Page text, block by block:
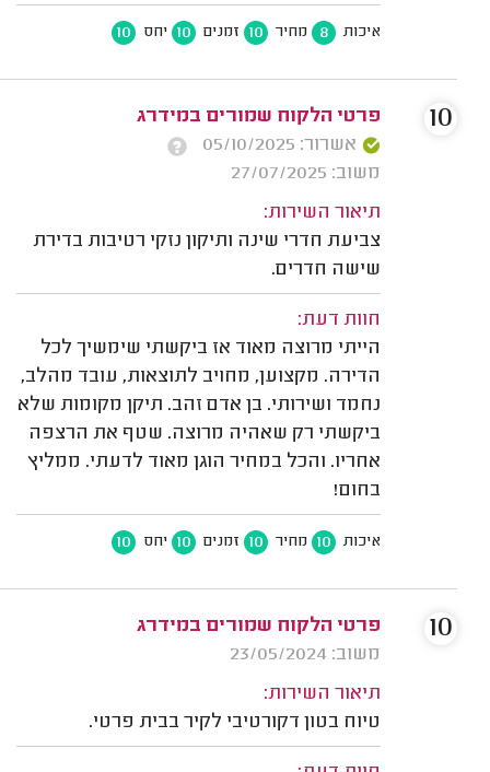
איכות 8 מחיר 10 זמנים 10 יחס 10
פרטי הלקוח שמורים במידרג
אשרור: 05/10/2025
משוב: 27/07/2025
תיאור השירות:
צביעת חדרי שינה ותיקון נזקי רטיבות בדירת
שישה חדרים.
חוות דעת:
הייתי מרוצה מאוד אז ביקשתי שימשיך לכל
הדירה. מקצוען, מחויב לתוצאות, עובד מהלב,
נחמד ושירותי. בן אדם זהב. תיקן מקומות שלא
ביקשתי רק שאהיה מרוצה. שטף את הרצפה
אחריו. והכל במחיר הוגן מאוד לדעתי. ממליץ
בחום!
איכות 10 מחיר 10 זמנים 10 יחס 10
10
פרטי הלקוח שמורים במידרג
משוב: 23/05/2024
תיאור השירות:
טיוח בטון דקורטיבי לקיר בבית פרטי.
10